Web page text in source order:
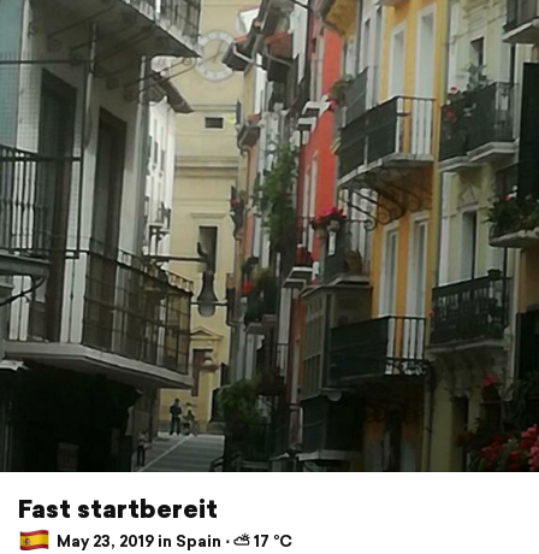
Fast startbereit
May 23, 2019 in Spain ⋅ ⛅ 17 °C